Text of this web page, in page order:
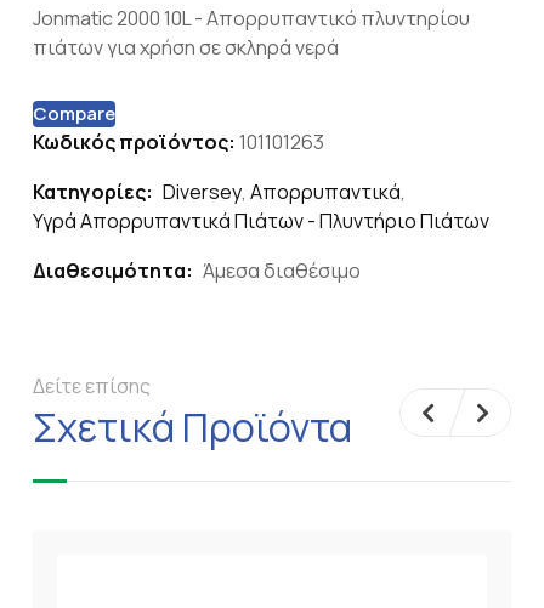
Jonmatic 2000 10L - Απορρυπαντικό πλυντηρίου
πιάτων για χρήση σε σκληρά νερά
Compare
Κωδικός προϊόντος: 101101263
Κατηγορίες: Diversey, Απορρυπαντικά,
Υγρά Απορρυπαντικά Πιάτων - Πλυντήριο Πιάτων
Διαθεσιμότητα: Άμεσα διαθέσιμο
Δείτε επίσης
Σχετικά Προϊόντα